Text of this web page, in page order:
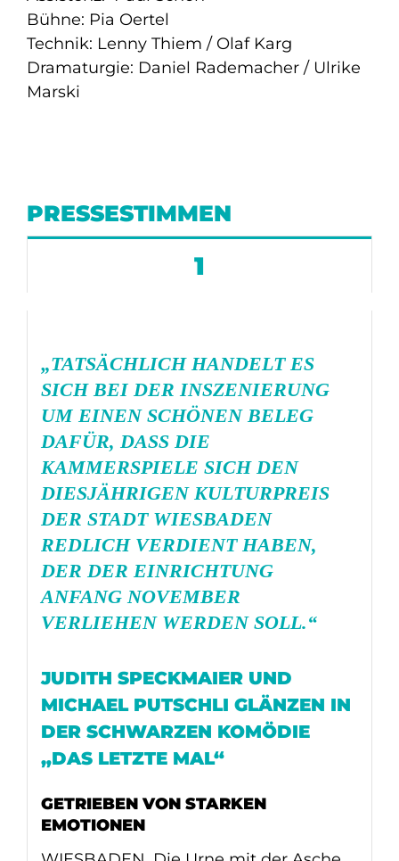
Bühne: Pia Oertel
Technik: Lenny Thiem / Olaf Karg
Dramaturgie: Daniel Rademacher / Ulrike
Marski
PRESSESTIMMEN
1
„TATSÄCHLICH HANDELT ES
SICH BEI DER INSZENIERUNG
UM EINEN SCHÖNEN BELEG
DAFÜR, DASS DIE
KAMMERSPIELE SICH DEN
DIESJÄHRIGEN KULTURPREIS
DER STADT WIESBADEN
REDLICH VERDIENT HABEN,
DER DER EINRICHTUNG
ANFANG NOVEMBER
VERLIEHEN WERDEN SOLL.“
JUDITH SPECKMAIER UND
MICHAEL PUTSCHLI GLÄNZEN IN
DER SCHWARZEN KOMÖDIE
„DAS LETZTE MAL“
GETRIEBEN VON STARKEN
EMOTIONEN